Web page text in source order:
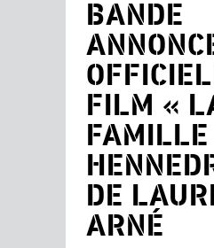
BANDE
FILM «
FAMILLE
DE
ARNÉ